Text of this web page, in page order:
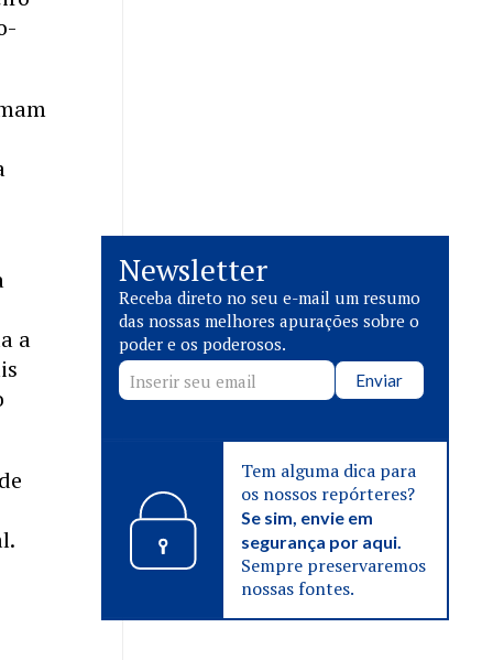
a
Newsletter
Receba direto no seu e-mail um resumo
das nossas melhores apurações sobre o
poder e os poderosos.
Enviar
Tem alguma dica para
os nossos repórteres?
Se sim, envie em
segurança por aqui.
Sempre preservaremos
nossas fontes.